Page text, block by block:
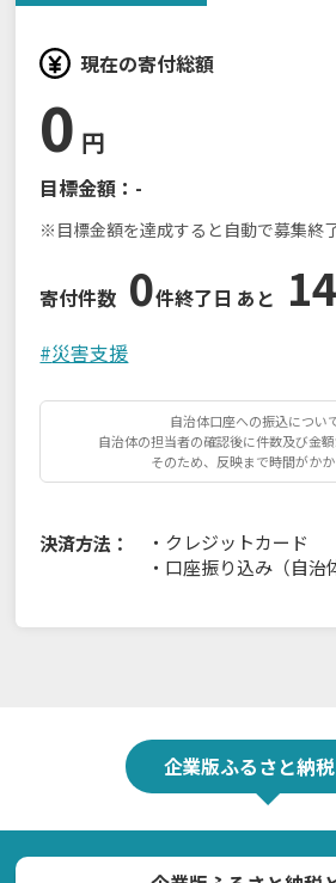
現在の寄付総額
0 円
目標金額： -
※目標金額を達成すると自動で募集終
寄付件数 0件終了日 あと
#災害支援
自治体口座への振込につい
自治体の担当者の確認後に件数及び金額
そのため、反映まで時間がかか
決済方法： ・ クレジットカード
・ 口座振り込み（自治
企業版ふるさと納